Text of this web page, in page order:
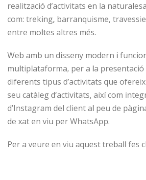
realització d’activitats en la
com: treking, barranquisme,
entre moltes altres més.
Web amb un disseny modern i
multiplataforma, per a la presentació
diferents tipus d’activitats que ofereix
seu catàleg d’activitats, així com
d’Instagram del client al peu de
de xat en viu per WhatsApp.
Per a veure en viu aquest treball fes